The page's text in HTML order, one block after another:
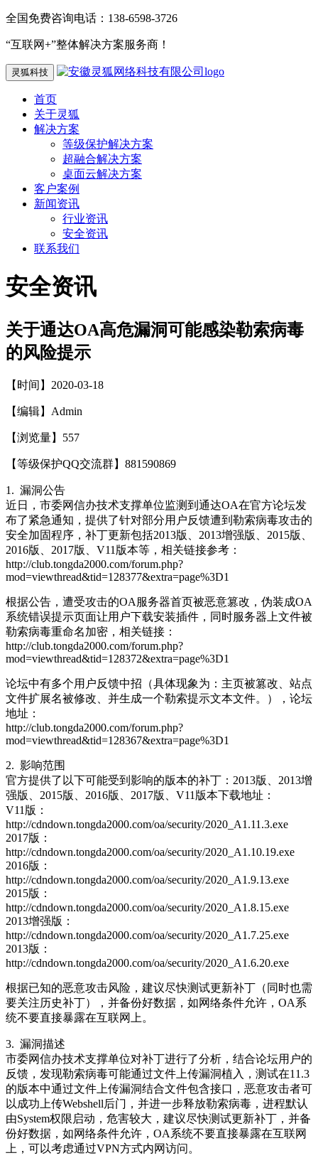
全国免费咨询电话：138-6598-3726
“互联网+”整体解决方案服务商！
灵狐科技
首页
关于灵狐
解决方案
等级保护解决方案
超融合解决方案
桌面云解决方案
客户案例
新闻资讯
行业资讯
安全资讯
联系我们
安全资讯
关于通达OA高危漏洞可能感染勒索病毒
的风险提示
【时间】2020-03-18
【编辑】Admin
【浏览量】 557
【等级保护QQ交流群】881590869
1. 漏洞公告
近日，市委网信办技术支撑单位监测到通达OA在官方论坛发
布了紧急通知，提供了针对部分用户反馈遭到勒索病毒攻击的
安全加固程序，补丁更新包括2013版、2013增强版、2015版、
2016版、2017版、V11版本等，相关链接参考：
http://club.tongda2000.com/forum.php?
mod=viewthread&tid=128377&extra=page%3D1
根据公告，遭受攻击的OA服务器首页被恶意篡改，伪装成OA
系统错误提示页面让用户下载安装插件，同时服务器上文件被
勒索病毒重命名加密，相关链接：
http://club.tongda2000.com/forum.php?
mod=viewthread&tid=128372&extra=page%3D1
论坛中有多个用户反馈中招（具体现象为：主页被篡改、站点
文件扩展名被修改、并生成一个勒索提示文本文件。），论坛
地址：
http://club.tongda2000.com/forum.php?
mod=viewthread&tid=128367&extra=page%3D1
2. 影响范围
官方提供了以下可能受到影响的版本的补丁：2013版、2013增
强版、2015版、2016版、2017版、V11版本下载地址：
V11版：
http://cdndown.tongda2000.com/oa/security/2020_A1.11.3.exe
2017版：
http://cdndown.tongda2000.com/oa/security/2020_A1.10.19.exe
2016版：
http://cdndown.tongda2000.com/oa/security/2020_A1.9.13.exe
2015版：
http://cdndown.tongda2000.com/oa/security/2020_A1.8.15.exe
2013增强版：
http://cdndown.tongda2000.com/oa/security/2020_A1.7.25.exe
2013版：
http://cdndown.tongda2000.com/oa/security/2020_A1.6.20.exe
根据已知的恶意攻击风险，建议尽快测试更新补丁（同时也需
要关注历史补丁），并备份好数据，如网络条件允许，OA系
统不要直接暴露在互联网上。
3. 漏洞描述
市委网信办技术支撑单位对补丁进行了分析，结合论坛用户的
反馈，发现勒索病毒可能通过文件上传漏洞植入，测试在11.3
的版本中通过文件上传漏洞结合文件包含接口，恶意攻击者可
以成功上传Webshell后门，并进一步释放勒索病毒，进程默认
由System权限启动，危害较大，建议尽快测试更新补丁，并备
份好数据，如网络条件允许，OA系统不要直接暴露在互联网
上，可以考虑通过VPN方式内网访问。